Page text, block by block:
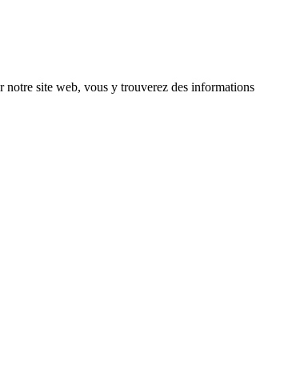
notre site web, vous y trouverez des informations